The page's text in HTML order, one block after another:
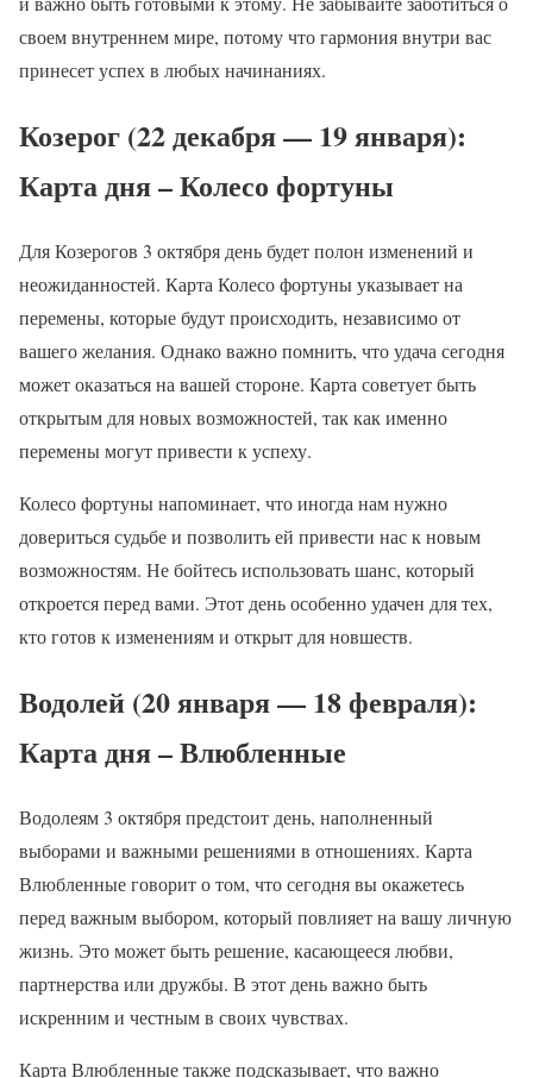
своем внутреннем мире, потому что гармония внутри вас
принесет успех в любых начинаниях.
Козерог (22 декабря — 19 января):
Карта дня – Колесо фортуны
Для Козерогов 3 октября день будет полон изменений и
неожиданностей. Карта Колесо фортуны указывает на
перемены, которые будут происходить, независимо от
вашего желания. Однако важно помнить, что удача сегодня
может оказаться на вашей стороне. Карта советует быть
открытым для новых возможностей, так как именно
перемены могут привести к успеху.
Колесо фортуны напоминает, что иногда нам нужно
довериться судьбе и позволить ей привести нас к новым
возможностям. Не бойтесь использовать шанс, который
откроется перед вами. Этот день особенно удачен для тех,
кто готов к изменениям и открыт для новшеств.
Водолей (20 января — 18 февраля):
Карта дня – Влюбленные
Водолеям 3 октября предстоит день, наполненный
выборами и важными решениями в отношениях. Карта
Влюбленные говорит о том, что сегодня вы окажетесь
перед важным выбором, который повлияет на вашу личную
жизнь. Это может быть решение, касающееся любви,
партнерства или дружбы. В этот день важно быть
искренним и честным в своих чувствах.
Карта Влюбленные также подсказывает, что важно